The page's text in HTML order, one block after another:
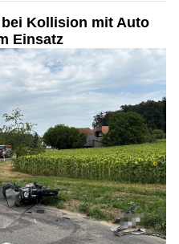
Kollision mit Auto
Einsatz